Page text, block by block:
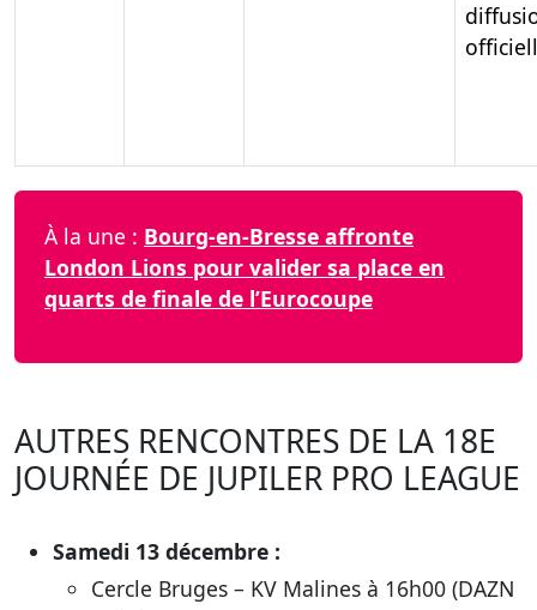
À la une : Bourg-en-Bresse affronte
London Lions pour valider sa place en
quarts de finale de l’Eurocoupe
AUTRES RENCONTRES DE LA 18E
JOURNÉE DE JUPILER PRO LEAGUE
Samedi 13 décembre :
Cercle Bruges – KV Malines à 16h00 (DAZN